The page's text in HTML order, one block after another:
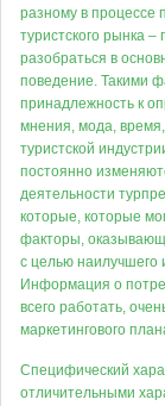
разному в процессе
туристского рынка –
разобраться в
поведение. Такими
принадлежность к
мнения, мода,
туристской
постоянно
деятельности
которые, которые
факторы,
с целью наилучшего
Информация о
всего работать,
маркетингового
Специфический
отличительными